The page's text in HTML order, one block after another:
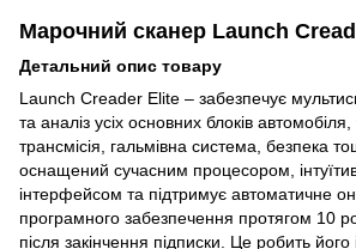
Марочний сканер Launch
Детальний опис товару
Launch Creader Elite – забезпечує
та аналіз усіх основних блоків автомобіля,
трансмісія, гальмівна система, безпека
оснащений сучасним процесором,
інтерфейсом та підтримує автоматичне
програмного забезпечення протягом 10
після закінчення підписки. Це робить